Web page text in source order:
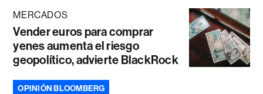
MERCADOS
Vender euros para comprar
yenes aumenta el riesgo
geopolítico, advierte BlackRock
OPINIÓN BLOOMBERG